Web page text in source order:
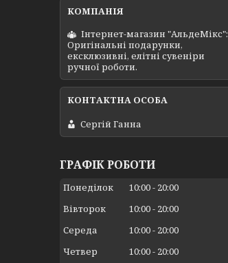
Інтернет-магазин "АльдеМікс":
Оригінальні подарунки,
ексклюзивні, елітні сувеніри
ручної роботи.
Сергій Ганна
ГРАФІК РОБОТИ
Понеділок 10:00
20:00
Вівторок
10:00
20:00
Середа
10:00
20:00
Четвер
10:00
20:00